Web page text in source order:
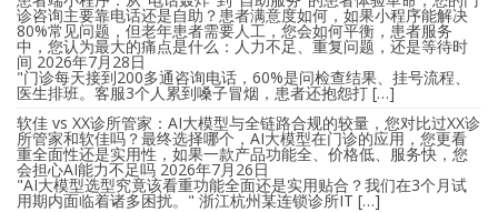
诊咨询主要靠电话还是自助？患者满意度如何，如果小程序能解决
80%常见问题，但老年患者需要人工，您会如何平衡，患者服务
中，您认为最大的痛点是什么：人力不足、重复问题，还是等待时
间 2026年7月28日
"门诊每天接到200多通咨询电话，60%是问检查结果、挂号流程、
医生排班。客服3个人累到嗓子冒烟，患者还抱怨打 […]
软佳 vs XX诊所管家：AI大模型与全链路合规的较量，您对比过XX诊
所管家和软佳吗？最终选择哪个，AI大模型在门诊的应用，您更看
重全面性还是实用性，如果一款产品功能全、价格低、服务快，您
会担心AI能力不足吗 2026年7月26日
"AI大模型选型究竟该看重功能全面还是实用贴合？我们在3个月试
用期内面临着诸多困扰。" 浙江杭州某连锁诊所IT […]